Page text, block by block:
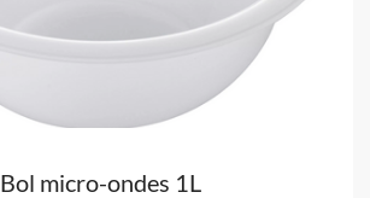
Bol micro-ondes 1L